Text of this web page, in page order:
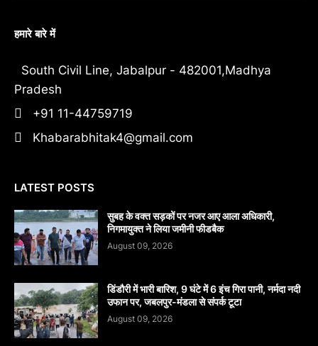
हमारे बारे में
South Civil Line, Jabalpur - 482001,Madhya
Pradesh
+91 11-44759719
Khabarabhitak4@gmail.com
LATEST POSTS
सुबह के वक्त सड़कों पर नजर आए आला अधिकारी,
निगमायुक्त ने लिया जमीनी फीडबैक
August 09, 2026
डिंडौरी में भारी बारिश, 9 घंटे में 6 इंच गिरा पानी, नर्मदा नदी
उफान पर, जबलपुर-मंडला से संपर्क टूटा
August 09, 2026